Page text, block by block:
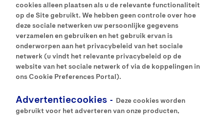
cookies alleen plaatsen als u de relevante functionaliteit
op de Site gebruikt. We hebben geen controle over hoe
deze sociale netwerken uw persoonlijke gegevens
verzamelen en gebruiken en het gebruik ervan is
onderworpen aan het privacybeleid van het sociale
netwerk (u vindt het relevante privacybeleid op de
website van het sociale netwerk of via de koppelingen in
ons Cookie Preferences Portal).
Advertentiecookies - Deze cookies worden
gebruikt voor het adverteren van onze producten,